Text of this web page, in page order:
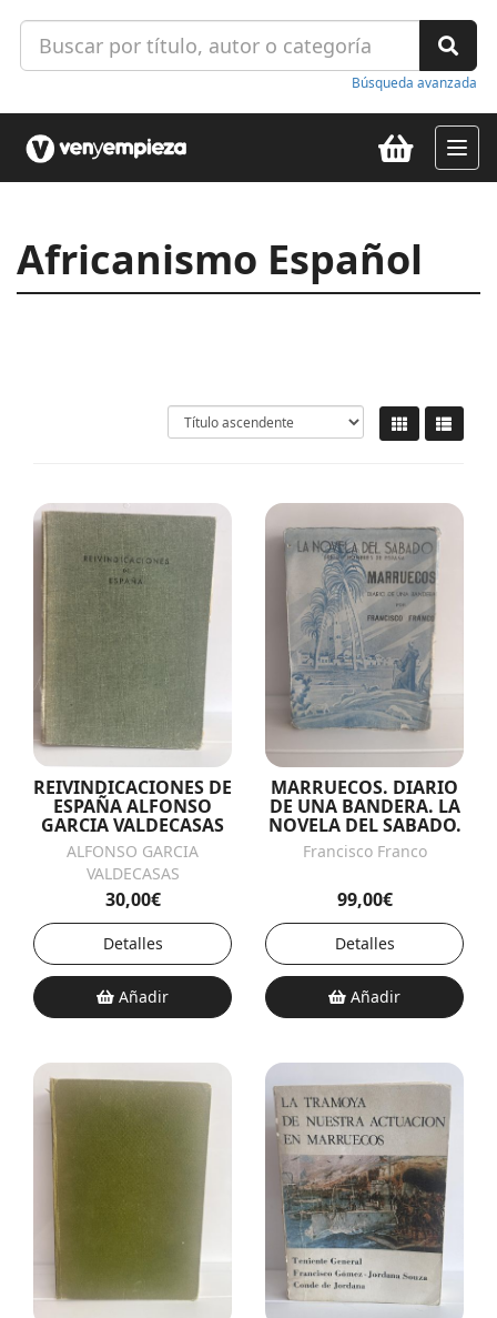
Búsqueda avanzada
Africanismo Español
REIVINDICACIONES DE
ESPAÑA ALFONSO
GARCIA VALDECASAS
ALFONSO GARCIA
VALDECASAS
30,00€
Detalles
Añadir
MARRUECOS. DIARIO
DE UNA BANDERA. LA
NOVELA DEL SABADO.
Francisco Franco
99,00€
Detalles
Añadir